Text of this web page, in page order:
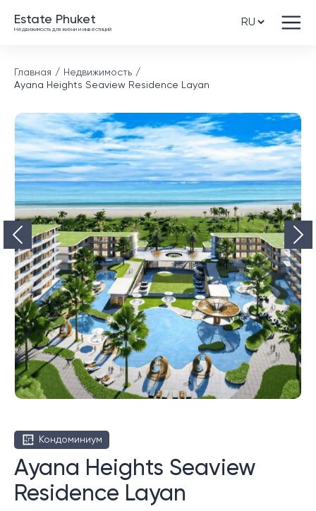
Estate Phuket
Недвижимость для жизни и инвестиций
Главная
Недвижимость
Ayana Heights Seaview Residence Layan
Кондоминиум
Ayana Heights Seaview
Residence Layan